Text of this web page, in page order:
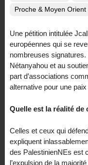
Proche & Moyen Orient
Une pétition intitulée
européennes qui se
nombreuses
Nétanyahou et au
part d’associations
alternative pour une
Quelle est la réalité de
Celles et ceux qui
expliquent
des PalestinienNEs est
l’expulsion de la